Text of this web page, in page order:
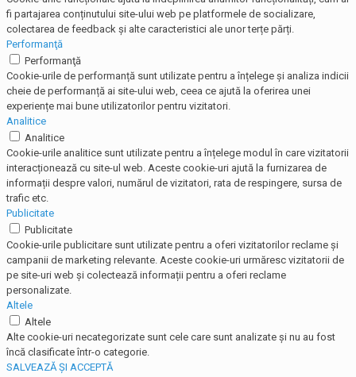
fi partajarea conținutului site-ului web pe platformele de socializare,
colectarea de feedback și alte caracteristici ale unor terțe părți.
Performanţă
Performanţă
Cookie-urile de performanță sunt utilizate pentru a înțelege și analiza indicii
cheie de performanță ai site-ului web, ceea ce ajută la oferirea unei
experiențe mai bune utilizatorilor pentru vizitatori.
Analitice
Analitice
Cookie-urile analitice sunt utilizate pentru a înțelege modul în care vizitatorii
interacționează cu site-ul web. Aceste cookie-uri ajută la furnizarea de
informații despre valori, numărul de vizitatori, rata de respingere, sursa de
trafic etc.
Publicitate
Publicitate
Cookie-urile publicitare sunt utilizate pentru a oferi vizitatorilor reclame și
campanii de marketing relevante. Aceste cookie-uri urmăresc vizitatorii de
pe site-uri web și colectează informații pentru a oferi reclame
personalizate.
Altele
Altele
Alte cookie-uri necategorizate sunt cele care sunt analizate și nu au fost
încă clasificate într-o categorie.
SALVEAZĂ ȘI ACCEPTĂ